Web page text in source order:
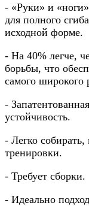
- «Руки» и
для полного
исходной форме.
- На 40% легче,
борьбы, что
самого широкого
-
устойчивость.
- Легко
тренировки.
- Требует сборки.
- Идеально